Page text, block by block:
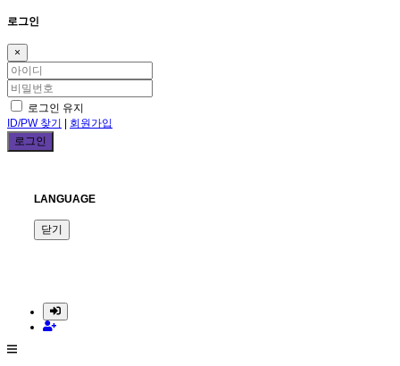
로그인
×
로그인 유지
ID/PW 찾기
회원가입
LANGUAGE
닫기